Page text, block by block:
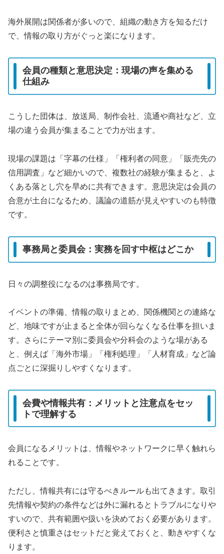
海外展開は関係者が多いので、組織の動き方を知るだけ
で、情報の取り方がぐっと楽になります。
会員の種類と意思決定：現場の声を集める
仕組み
こうした団体は、放送局、制作会社、流通や商社など、立
場の違う会員が集まることで力が出ます。
現場の課題は「字幕の仕様」「権利者の同意」「販売先の
信用調査」など細かいので、複数社の経験が集まると、よ
くある落とし穴を早めに共有できます。意思決定は会員の
合意が土台になるため、議論の道筋が見えやすいのも特徴
です。
事務局と委員会：実務を回す中枢はどこか
日々の調整役になるのは事務局です。
イベントの準備、情報の取りまとめ、関係機関との連絡な
ど、地味ですが止まると全体が回らなくなる仕事を担いま
す。さらにテーマ別に委員会や分科会のような場がある
と、例えば「海外市場」「権利処理」「人材育成」など論
点ごとに深掘りしやすくなります。
会費や情報共有：メリットと注意点をセッ
トで理解する
会員になるメリットは、情報やネットワークに早く触れら
れることです。
ただし、情報共有には守るべきルールも出てきます。取引
先情報や契約の条件などは外に漏れるとトラブルになりや
すいので、共有範囲や扱いを決めておく必要があります。
便利さと慎重さはセットだと覚えておくと、動きやすくな
ります。